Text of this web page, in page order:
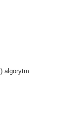
) algorytm